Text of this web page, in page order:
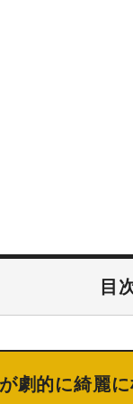
目
劇的に綺麗